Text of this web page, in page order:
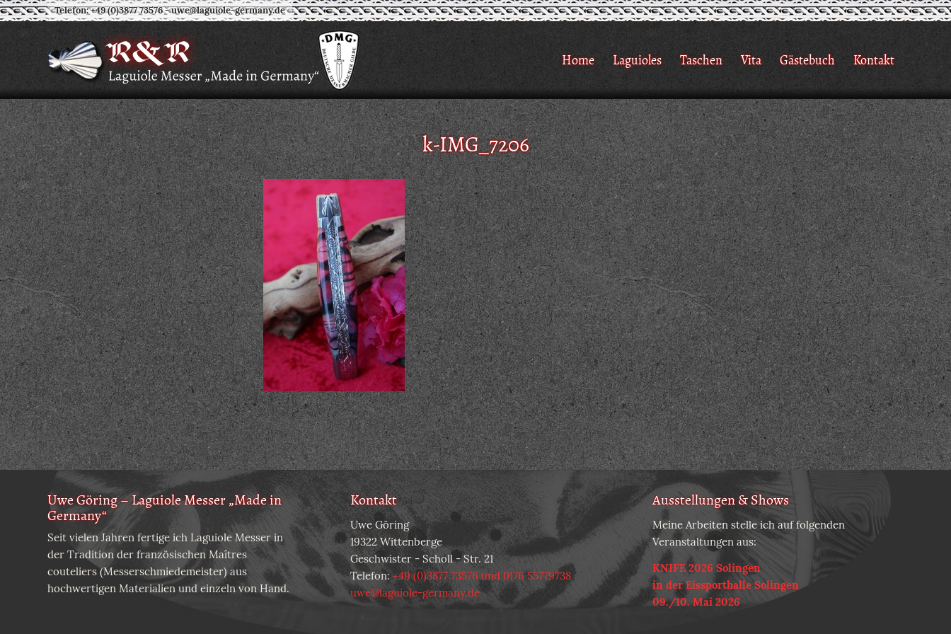
Telefon: +49 (0)3877 73576-uwe@laguiole-germany.de
Home Laguioles Taschen Vita Gästebuch Kontakt
k-IMG_7206
Uwe Göring – Laguiole Messer „Made in
Germany“
Seit vielen Jahren fertige ich Laguiole Messer in
der Tradition der französischen Maîtres
couteliers (Messerschmiedemeister) aus
hochwertigen Materialien und einzeln von Hand.
Kontakt
Uwe Göring
19322 Wittenberge
Geschwister - Scholl - Str. 21
Telefon:+49 (0)3877 73576 und 0176 55779738
uwe@laguiole-germany.de
Ausstellungen & Shows
Meine Arbeiten stelle ich auf folgenden
Veranstaltungen aus:
KNIFE 2026 Solingen
in der Eissporthalle Solingen
09./10. Mai 2026